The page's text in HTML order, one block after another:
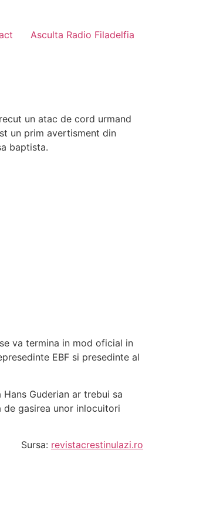
Asculta Radio Filadelfia
un atac de cord urmand
un prim avertisment din
baptista.
va termina in mod oficial in
EBF si presedinte al
Guderian ar trebui sa
gasirea unor inlocuitori
Sursa: revistacrestinulazi.ro